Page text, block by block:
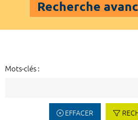
Recherche
Mots-clés :
EFFACER